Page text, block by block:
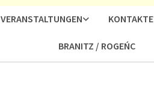
VERANSTALTUNGEN KONTAKTE
BRANITZ / ROGEŃC